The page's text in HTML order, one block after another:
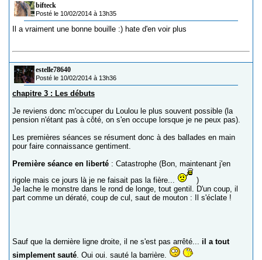
bifteck
Posté le 10/02/2014 à 13h35
Il a vraiment une bonne bouille :) hate d'en voir plus
estelle78640
Posté le 10/02/2014 à 13h36
chapitre 3 : Les débuts
Je reviens donc m'occuper du Loulou le plus souvent possible (la
pension n'étant pas à côté, on s'en occupe lorsque je ne peux pas).
Les premières séances se résument donc à des ballades en main
pour faire connaissance gentiment.
Première séance en liberté : Catastrophe (Bon, maintenant j'en
rigole mais ce jours là je ne faisait pas la fière...
)
Je lache le monstre dans le rond de longe, tout gentil. D'un coup, il
part comme un dératé, coup de cul, saut de mouton : Il s'éclate !
Sauf que la dernière ligne droite, il ne s'est pas arrêté... il a tout
simplement sauté . Oui oui. sauté la barrière.